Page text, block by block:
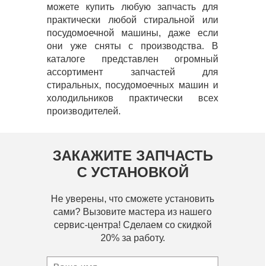
можете купить любую запчасть для
практически любой стиральной или
посудомоечной машины, даже если
они уже сняты с производства. В
каталоге представлен огромный
ассортимент запчастей для
стиральных, посудомоечных машин и
холодильников практически всех
производителей.
ЗАКАЖИТЕ ЗАПЧАСТЬ
С УСТАНОВКОЙ
Не уверены, что сможете установить
сами? Вызовите мастера из нашего
сервис-центра! Сделаем со скидкой
20% за работу.